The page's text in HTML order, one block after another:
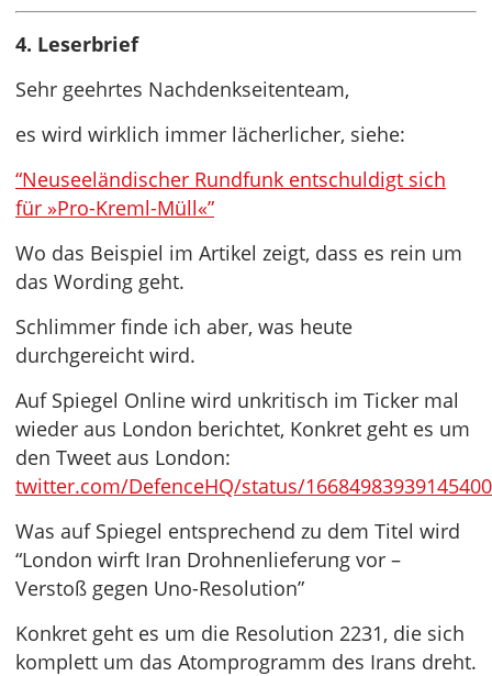
4. Leserbrief
Sehr geehrtes Nachdenkseitenteam,
es wird wirklich immer lächerlicher, siehe:
“Neuseeländischer Rundfunk entschuldigt sich
für »Pro-Kreml-Müll«”
Wo das Beispiel im Artikel zeigt, dass es rein um
das Wording geht.
Schlimmer finde ich aber, was heute
durchgereicht wird.
Auf Spiegel Online wird unkritisch im Ticker mal
wieder aus London berichtet, Konkret geht es um
den Tweet aus London:
twitter.com/DefenceHQ/status/
Was auf Spiegel entsprechend zu dem Titel wird
“London wirft Iran Drohnenlieferung vor –
Verstoß gegen Uno-Resolution”
Konkret geht es um die Resolution 2231, die sich
komplett um das Atomprogramm des Irans dreht.